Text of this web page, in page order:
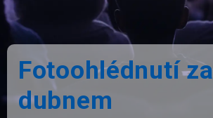
Fotoohlédnutí za
dubnem